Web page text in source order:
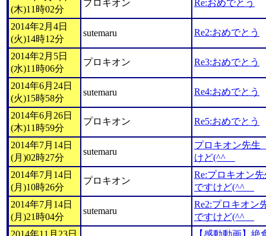
(木)11時02分
プロキオン Re:おめでとう
2014年2月4日
(火)14時12分
sutemaru Re2:おめでとう
2014年2月5日
(水)11時06分
プロキオン Re3:おめでとう
2014年6月24日
(火)15時58分
sutemaru Re4:おめでとう
2014年6月26日
(木)11時59分
プロキオン Re5:おめでとう
2014年7月14日
(月)02時27分
sutemaru
プロキオン先
けど(^^ゞ
2014年7月14日
(月)10時26分
プロキオン
Re:プロキオン
ですけど(^^ゞ
2014年7月14日
(月)21時04分
sutemaru
Re2:プロキオ
ですけど(^^ゞ
2014年11月23日
【感動動画】